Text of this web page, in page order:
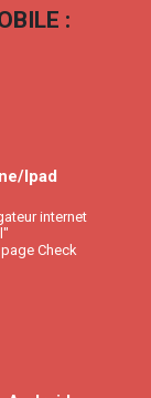
:
Ipad
internet
Check